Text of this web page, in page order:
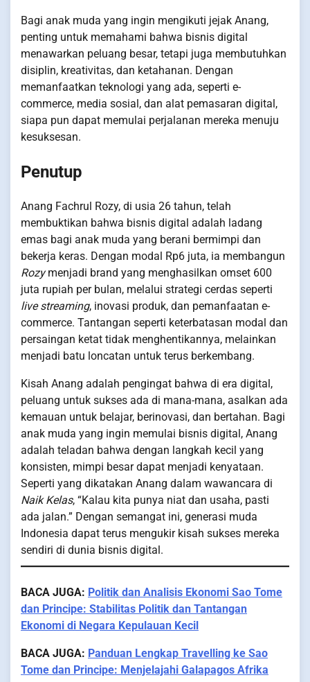
Bagi anak muda yang ingin mengikuti jejak Anang,
penting untuk memahami bahwa bisnis digital
menawarkan peluang besar, tetapi juga membutuhkan
disiplin, kreativitas, dan ketahanan. Dengan
memanfaatkan teknologi yang ada, seperti e-
commerce, media sosial, dan alat pemasaran digital,
siapa pun dapat memulai perjalanan mereka menuju
kesuksesan.
Penutup
Anang Fachrul Rozy, di usia 26 tahun, telah
membuktikan bahwa bisnis digital adalah ladang
emas bagi anak muda yang berani bermimpi dan
bekerja keras. Dengan modal Rp6 juta, ia membangun
Rozymenjadi brand yang menghasilkan omset 600
juta rupiah per bulan, melalui strategi cerdas seperti
live streaming, inovasi produk, dan pemanfaatan e-
commerce. Tantangan seperti keterbatasan modal dan
persaingan ketat tidak menghentikannya, melainkan
menjadi batu loncatan untuk terus berkembang.
Kisah Anang adalah pengingat bahwa di era digital,
peluang untuk sukses ada di mana-mana, asalkan ada
kemauan untuk belajar, berinovasi, dan bertahan. Bagi
anak muda yang ingin memulai bisnis digital, Anang
adalah teladan bahwa dengan langkah kecil yang
konsisten, mimpi besar dapat menjadi kenyataan.
Seperti yang dikatakan Anang dalam wawancara di
Naik Kelas, “Kalau kita punya niat dan usaha, pasti
ada jalan.” Dengan semangat ini, generasi muda
Indonesia dapat terus mengukir kisah sukses mereka
sendiri di dunia bisnis digital.
BACA JUGA: Politik dan Analisis Ekonomi Sao Tome
dan Principe: Stabilitas Politik dan Tantangan
Ekonomi di Negara Kepulauan Kecil
BACA JUGA: Panduan Lengkap Travelling ke Sao
Tome dan Principe: Menjelajahi Galapagos Afrika